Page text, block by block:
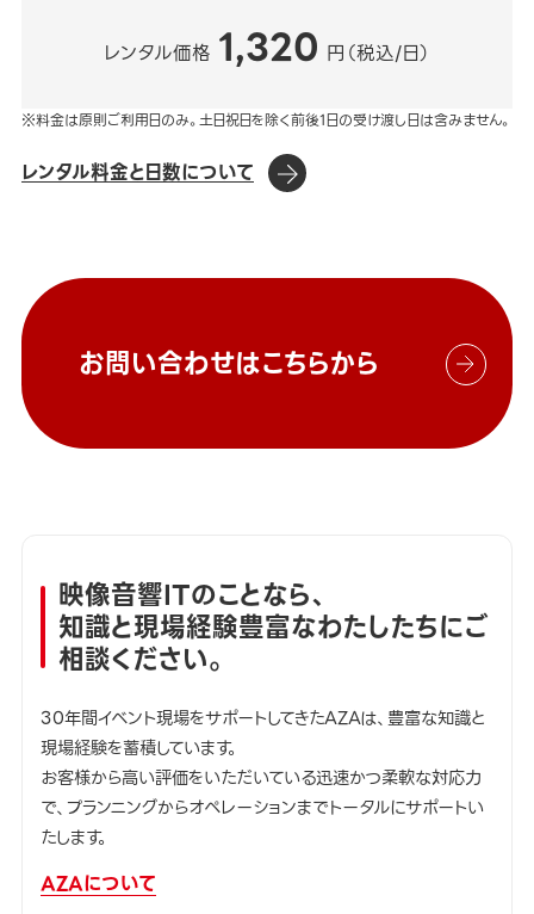
レンタル価格 1,320 円（税込/日）
※料金は原則ご利用日のみ。土日祝日を除く前後1日の受け渡し日は含みません。
レンタル料金と日数について
お問い合わせはこちらから
映像音響ITのことなら、
知識と現場経験豊富なわたしたちにご
相談ください。
30年間イベント現場をサポートしてきたAZAは、豊富な知識と
現場経験を蓄積しています。
お客様から高い評価をいただいている迅速かつ柔軟な対応力
で、プランニングからオペレーションまでトータルにサポートい
たします。
AZAについて